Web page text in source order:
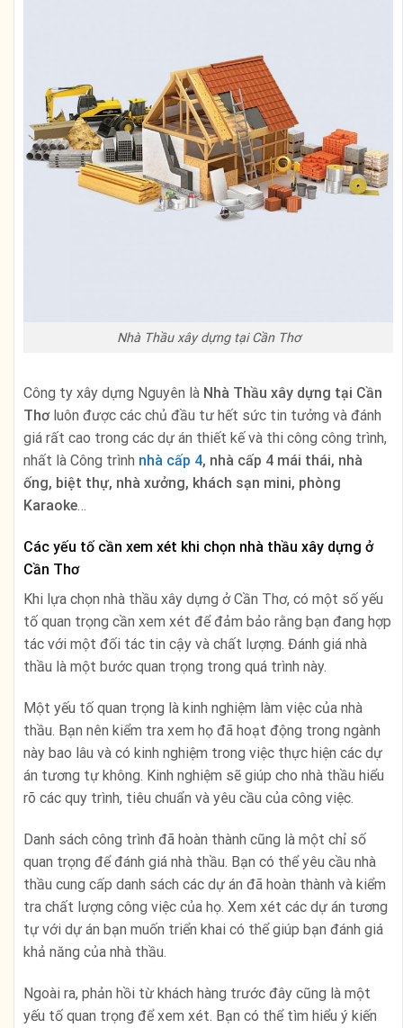
Nhà Thầu xây dựng tại Cần Thơ
Công ty xây dựng Nguyên là Nhà Thầu xây dựng tại Cần
Thơluôn được các chủ đầu tư hết sức tin tưởng và đánh
giá rất cao trong các dự án thiết kế và thi công công trình,
nhất là Công trình nhà cấp 4, nhà cấp 4 mái thái, nhà
ống, biệt thự, nhà xưởng, khách sạn mini, phòng
Karaoke…
Các yếu tố cần xem xét khi chọn nhà thầu xây dựng ở
Cần Thơ
Khi lựa chọn nhà thầu xây dựng ở Cần Thơ, có một số yếu
tố quan trọng cần xem xét để đảm bảo rằng bạn đang hợp
tác với một đối tác tin cậy và chất lượng. Đánh giá nhà
thầu là một bước quan trọng trong quá trình này.
Một yếu tố quan trọng là kinh nghiệm làm việc của nhà
thầu. Bạn nên kiểm tra xem họ đã hoạt động trong ngành
này bao lâu và có kinh nghiệm trong việc thực hiện các dự
án tương tự không. Kinh nghiệm sẽ giúp cho nhà thầu hiểu
rõ các quy trình, tiêu chuẩn và yêu cầu của công việc.
Danh sách công trình đã hoàn thành cũng là một chỉ số
quan trọng để đánh giá nhà thầu. Bạn có thể yêu cầu nhà
thầu cung cấp danh sách các dự án đã hoàn thành và kiểm
tra chất lượng công việc của họ. Xem xét các dự án tương
tự với dự án bạn muốn triển khai có thể giúp bạn đánh giá
khả năng của nhà thầu.
Ngoài ra, phản hồi từ khách hàng trước đây cũng là một
yếu tố quan trọng để xem xét. Bạn có thể tìm hiểu ý kiến